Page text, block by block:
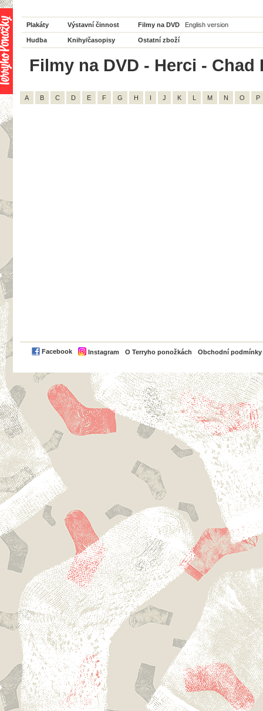
Plakáty Výstavní činnost Filmy na DVD English version
Hudba Knihy/časopisy Ostatní zboží
Filmy na DVD - Herci -
A B C D E F G H I J K L M N O P
Facebook Instagram O Terryho ponožkách Obchodní podmínky
PayPal